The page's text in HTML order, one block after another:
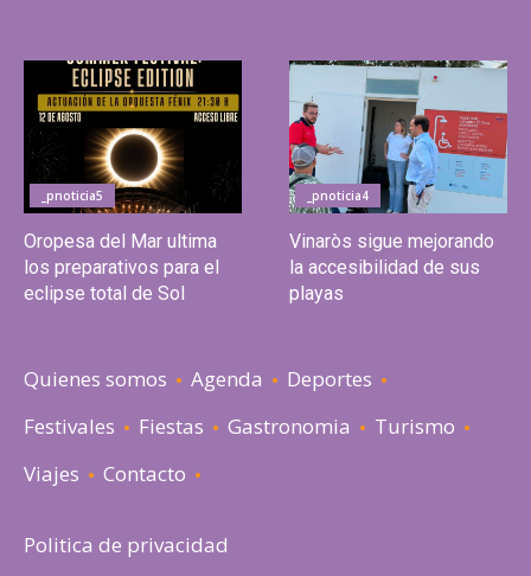
_pnoticia5
Oropesa del Mar ultima
los preparativos para el
eclipse total de Sol
_pnoticia4
Vinaròs sigue mejorando
la accesibilidad de sus
playas
Quienes somos Agenda
Deportes
Festivales
Fiestas Gastronomia
Turismo
Viajes
Contacto
Politica de privacidad